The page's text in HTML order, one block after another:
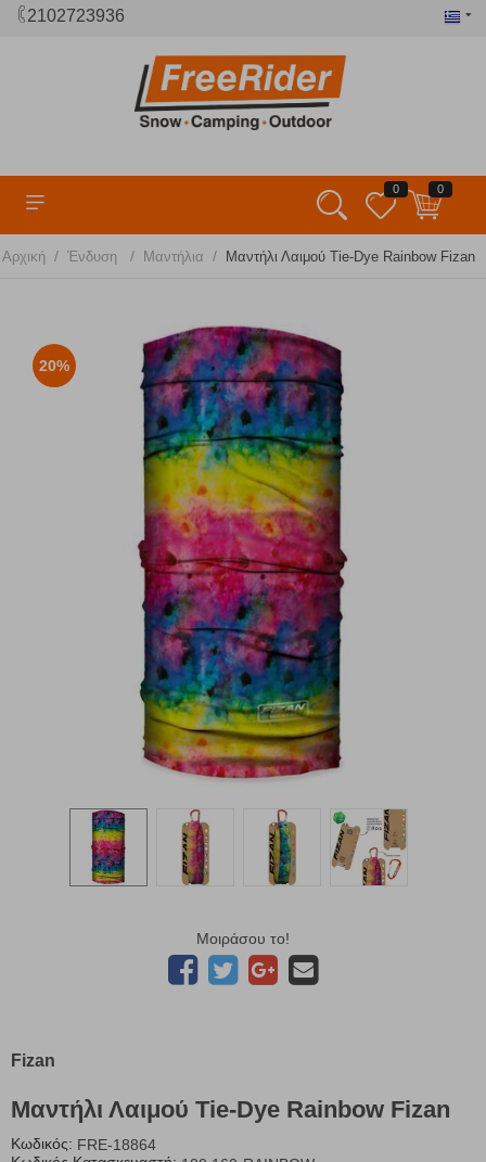
2102723936
0 0
Αρχική / Ένδυση / Μαντήλια / Μαντήλι Λαιμού Tie-Dye Rainbow Fizan
20%
Μοιράσου το!
Fizan
Μαντήλι Λαιμού Tie-Dye Rainbow Fizan
Κωδικός: FRE-18864